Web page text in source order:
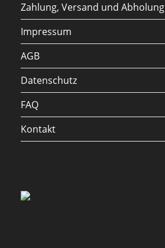
Zahlung, Versand und Abholung
Impressum
AGB
Datenschutz
FAQ
Kontakt